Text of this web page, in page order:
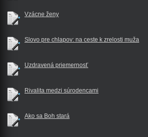
Vzácne ženy
Slovo pre chlapov: na ceste k zrelosti muža
Uzdravená priemernosť
Rivalita medzi súrodencami
Ako sa Boh stará